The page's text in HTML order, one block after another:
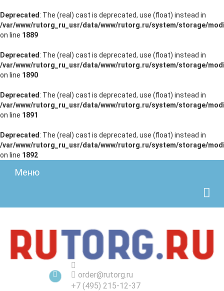
Deprecated : The (real) cast is deprecated, use (float) instead in
/var/www/rutorg_ru_usr/data/www/rutorg.ru/system/storage/
on line 1889
Deprecated : The (real) cast is deprecated, use (float) instead in
/var/www/rutorg_ru_usr/data/www/rutorg.ru/system/storage/
on line 1890
Deprecated : The (real) cast is deprecated, use (float) instead in
/var/www/rutorg_ru_usr/data/www/rutorg.ru/system/storage/
on line 1891
Deprecated : The (real) cast is deprecated, use (float) instead in
/var/www/rutorg_ru_usr/data/www/rutorg.ru/system/storage/
on line 1892
Меню
order@rutorg.ru
+7 (495) 215-12-37